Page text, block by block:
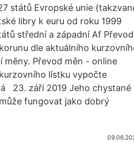
států Evropské unie
libry k euru od roku 1999
střední a západní Af Převod
dle aktuálního
Převod měn - online
lístku vypočte
23. září 2019 Jeho chystané
fungovat jako dobrý